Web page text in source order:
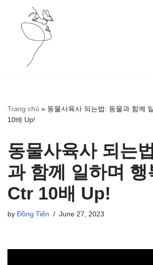
Skip
Trang chủ » 동물사육사 되는법: 동물과 함께
10배 Up!
동물사육사 되는
과 함께 일하며 행
Ctr 10배 Up!
by Đồng Tiến June 27, 2023